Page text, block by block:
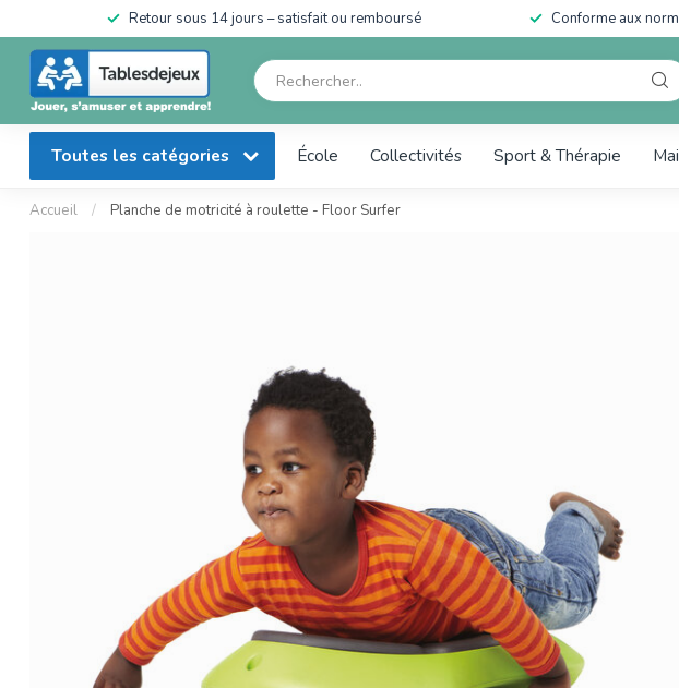
Retour sous 14 jours – satisfait ou remboursé Conforme aux
Toutes les catégories École Collectivités Sport & Thérapie
Accueil / Planche de motricité à roulette - Floor Surfer